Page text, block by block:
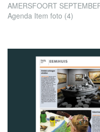
AMERSFOORT
Agenda Item foto (4)